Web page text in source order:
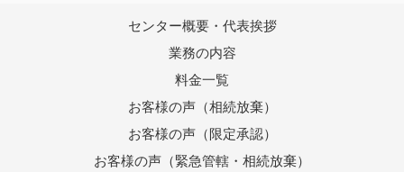
センター概要・代表挨拶
業務の内容
料金一覧
お客様の声（相続放棄）
お客様の声（限定承認）
お客様の声（緊急管轄・相続放棄）